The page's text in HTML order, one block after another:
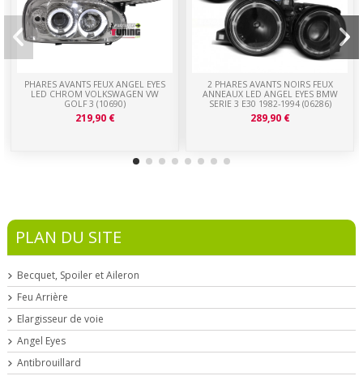
PHARES AVANTS FEUX ANGEL EYES
LED CHROM VOLKSWAGEN VW
GOLF 3 (10690)
219,90 €
2 PHARES AVANTS NOIRS FEUX
ANNEAUX LED ANGEL EYES BMW
SERIE 3 E30 1982-1994 (06286)
289,90 €
PLAN DU SITE
Becquet, Spoiler et Aileron
Feu Arrière
Elargisseur de voie
Angel Eyes
Antibrouillard